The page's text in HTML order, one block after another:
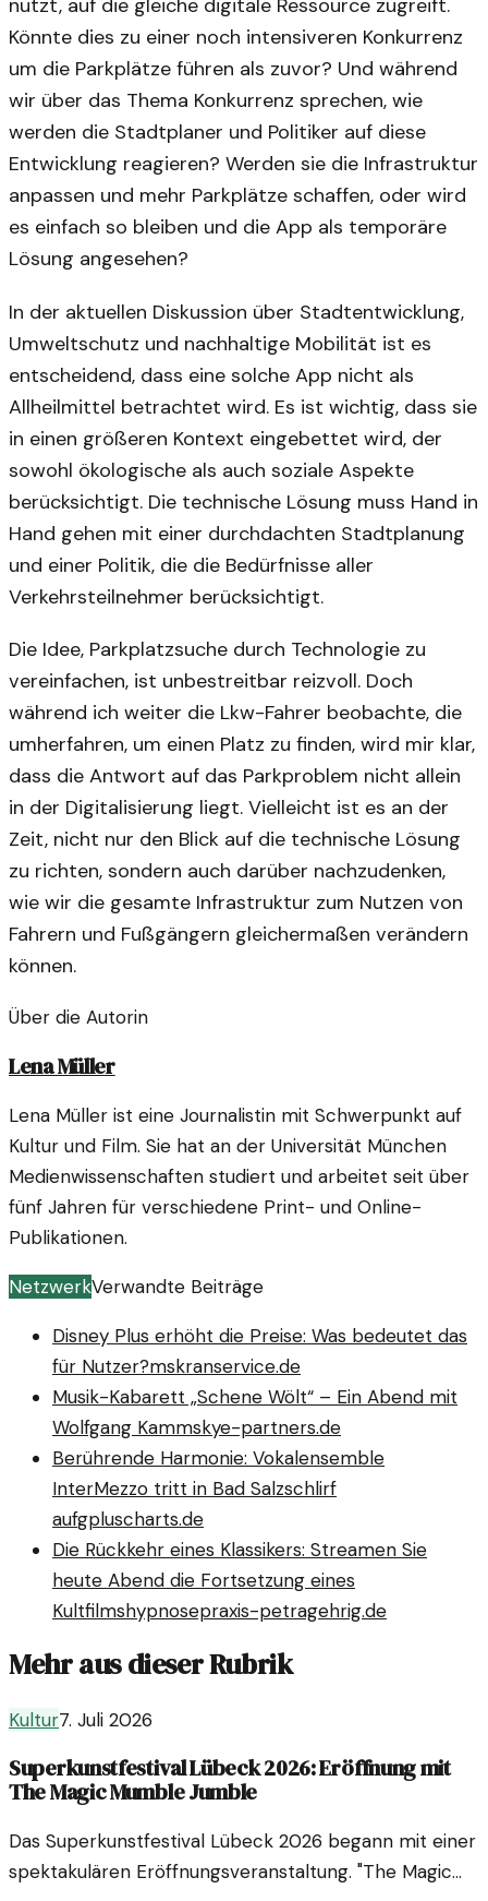
Könnte dies zu einer noch intensiveren Konkurrenz
um die Parkplätze führen als zuvor? Und während
wir über das Thema Konkurrenz sprechen, wie
werden die Stadtplaner und Politiker auf diese
Entwicklung reagieren? Werden sie die Infrastruktur
anpassen und mehr Parkplätze schaffen, oder wird
es einfach so bleiben und die App als temporäre
Lösung angesehen?
In der aktuellen Diskussion über Stadtentwicklung,
Umweltschutz und nachhaltige Mobilität ist es
entscheidend, dass eine solche App nicht als
Allheilmittel betrachtet wird. Es ist wichtig, dass sie
in einen größeren Kontext eingebettet wird, der
sowohl ökologische als auch soziale Aspekte
berücksichtigt. Die technische Lösung muss Hand in
Hand gehen mit einer durchdachten Stadtplanung
und einer Politik, die die Bedürfnisse aller
Verkehrsteilnehmer berücksichtigt.
Die Idee, Parkplatzsuche durch Technologie zu
vereinfachen, ist unbestreitbar reizvoll. Doch
während ich weiter die Lkw-Fahrer beobachte, die
umherfahren, um einen Platz zu finden, wird mir klar,
dass die Antwort auf das Parkproblem nicht allein
in der Digitalisierung liegt. Vielleicht ist es an der
Zeit, nicht nur den Blick auf die technische Lösung
zu richten, sondern auch darüber nachzudenken,
wie wir die gesamte Infrastruktur zum Nutzen von
Fahrern und Fußgängern gleichermaßen verändern
können.
Über die Autorin
Lena Müller
Lena Müller ist eine Journalistin mit Schwerpunkt auf
Kultur und Film. Sie hat an der Universität München
Medienwissenschaften studiert und arbeitet seit über
fünf Jahren für verschiedene Print- und Online-
Publikationen.
NetzwerkVerwandte Beiträge
Disney Plus erhöht die Preise: Was bedeutet das
für Nutzer?mskranservice.de
Musik-Kabarett „Schene Wölt“ – Ein Abend mit
Wolfgang Kammskye-partners.de
Berührende Harmonie: Vokalensemble
InterMezzo tritt in Bad Salzschlirf
aufgpluscharts.de
Die Rückkehr eines Klassikers: Streamen Sie
heute Abend die Fortsetzung eines
Kultfilmshypnosepraxis-petragehrig.de
Mehr aus dieser Rubrik
Kultur7. Juli 2026
Superkunstfestival Lübeck 2026: Eröffnung mit
The Magic Mumble Jumble
Das Superkunstfestival Lübeck 2026 begann mit einer
spektakulären Eröffnungsveranstaltung. "The Magic